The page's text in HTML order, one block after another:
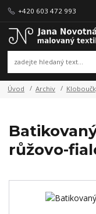
+420 603 472 993
Úvod Archiv
růžovo-